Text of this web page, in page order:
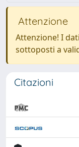
Attenzione
Attenzione! I
sottoposti a
Citazioni